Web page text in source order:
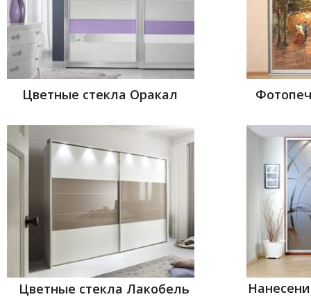
Цветные стекла Лакобель
Цветные стекла Оракал